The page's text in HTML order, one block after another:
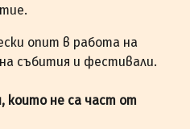
опит в работа на
събития и фестивали.
които не са част от